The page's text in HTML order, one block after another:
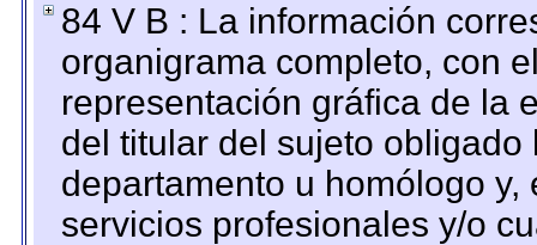
84 V B : La información
organigrama completo, con
representación gráfica de la
del titular del sujeto
departamento u homólogo
servicios profesionales y/o